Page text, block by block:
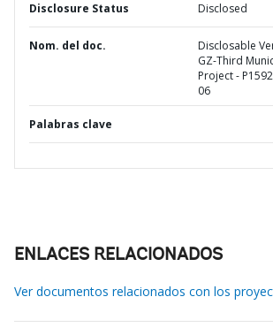
Disclosure Status Disclosed
Nom. del doc.
Disclosable
GZ-Third
Project -
06
Palabras clave
ENLACES RELACIONADOS
Ver documentos relacionados con los